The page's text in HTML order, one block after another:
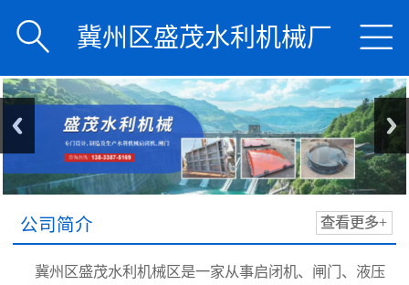

 冀州区盛茂水利机械厂
公司简介 查看更多+
冀州区盛茂水利机械区是一家从事启闭机、闸门、液压